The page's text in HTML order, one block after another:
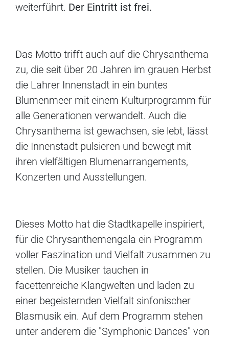
weiterführt. Der Eintritt ist frei.
Das Motto trifft auch auf die Chrysanthema
zu, die seit über 20 Jahren im grauen Herbst
die Lahrer Innenstadt in ein buntes
Blumenmeer mit einem Kulturprogramm für
alle Generationen verwandelt. Auch die
Chrysanthema ist gewachsen, sie lebt, lässt
die Innenstadt pulsieren und bewegt mit
ihren vielfältigen Blumenarrangements,
Konzerten und Ausstellungen.
Dieses Motto hat die Stadtkapelle inspiriert,
für die Chrysanthemengala ein Programm
voller Faszination und Vielfalt zusammen zu
stellen. Die Musiker tauchen in
facettenreiche Klangwelten und laden zu
einer begeisternden Vielfalt sinfonischer
Blasmusik ein. Auf dem Programm stehen
unter anderem die "Symphonic Dances" von